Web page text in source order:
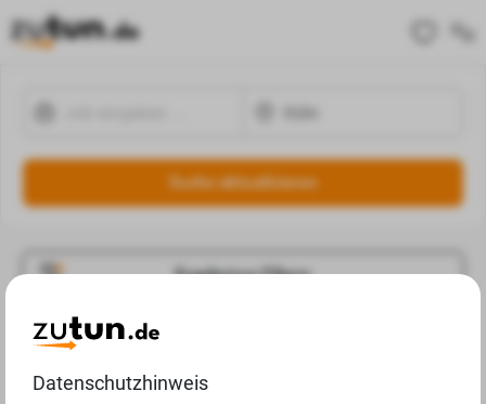
Suche aktualisieren
Ergebnisse Filtern
Jobangebote
Deine Suchanfrage in Köln ergab leider keine Ergebnisse.
Datenschutzhinweis